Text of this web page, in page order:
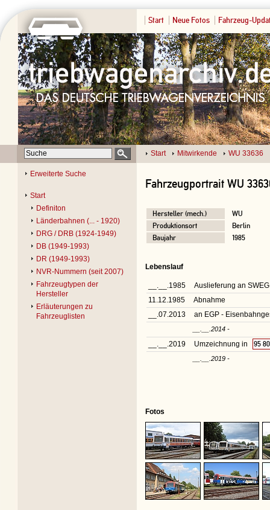
Start Neue Fotos Fahrzeug-
Start Mitwirkende WU 33636
Erweiterte Suche
Start
Definiton
Länderbahnen (... - 1920)
DRG / DRB (1924-1949)
DB (1949-1993)
DR (1949-1993)
NVR-Nummern (seit 2007)
Fahrzeugtypen der
Hersteller
Erläuterungen zu
Fahrzeuglisten
Fahrzeugportrait WU
Hersteller (mech.)
WU
Produktionsort
Berlin
Baujahr
1985
Lebenslauf
__.__.1985
Auslieferung an
11.12.1985
Abnahme
__.07.2013
an EGP -
__.__.2014 -
__.__.2019 Umzeichnung in 95
__.__.2019 -
Fotos